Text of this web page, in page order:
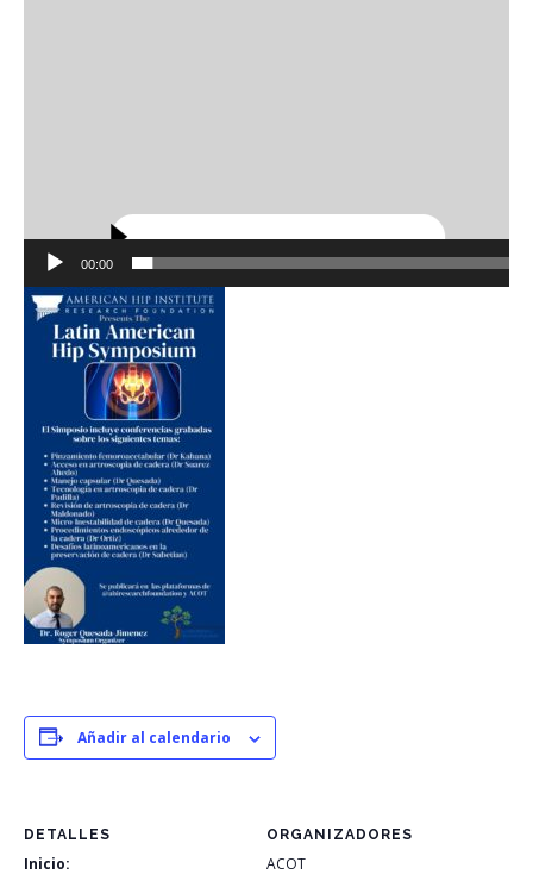
00:00
Añadir al calendario
DETALLES
Inicio:
ORGANIZADORES
ACOT